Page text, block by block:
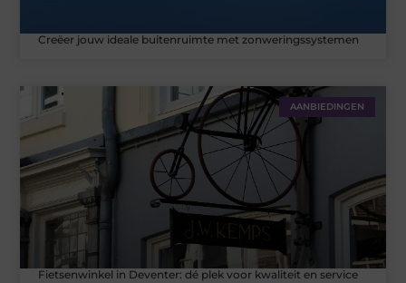
Creëer jouw ideale buitenruimte met zonweringssystemen
AANBIEDINGEN
Fietsenwinkel in Deventer: dé plek voor kwaliteit en service